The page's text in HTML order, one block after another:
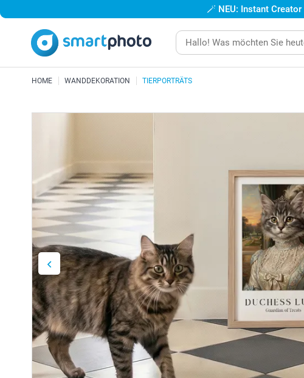
🪄 NEU: Instant Creator
HOME WANDDEKORATION TIERPORTRÄTS